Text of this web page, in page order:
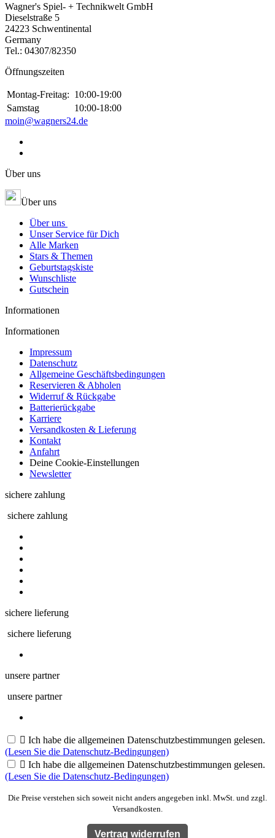
Wagner's Spiel- + Technikwelt GmbH
Dieselstraße 5
24223 Schwentinental
Germany
Tel.: 04307/82350
Öffnungszeiten
Montag-Freitag: 10:00-19:00
Samstag
10:00-18:00
moin@wagners24.de
Über uns
Über uns
Über uns
Unser Service für Dich
Alle Marken
Stars & Themen
Geburtstagskiste
Wunschliste
Gutschein
Informationen
Informationen
Impressum
Datenschutz
Allgemeine Geschäftsbedingungen
Reservieren & Abholen
Widerruf & Rückgabe
Batterierückgabe
Karriere
Versandkosten & Lieferung
Kontakt
Anfahrt
Deine Cookie-Einstellungen
Newsletter
sichere zahlung
sichere zahlung
sichere lieferung
sichere lieferung
unsere partner
unsere partner
 Ich habe die allgemeinen Datenschutzbestimmungen gelesen.
(Lesen Sie die Datenschutz-Bedingungen)
 Ich habe die allgemeinen Datenschutzbestimmungen gelesen.
(Lesen Sie die Datenschutz-Bedingungen)
Die Preise verstehen sich soweit nicht anders angegeben inkl. MwSt. und zzgl.
Versandkosten.
Vertrag widerrufen